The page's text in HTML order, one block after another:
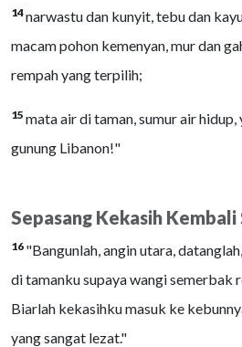
14narwastu dan kunyit, tebu dan
macam pohon kemenyan, mur dan
rempah yang terpilih;
15 mata air di taman, sumur air
gunung Libanon!"
Sepasang Kekasih
16 "Bangunlah, angin utara,
di tamanku supaya wangi semerbak
Biarlah kekasihku masuk ke
yang sangat lezat."